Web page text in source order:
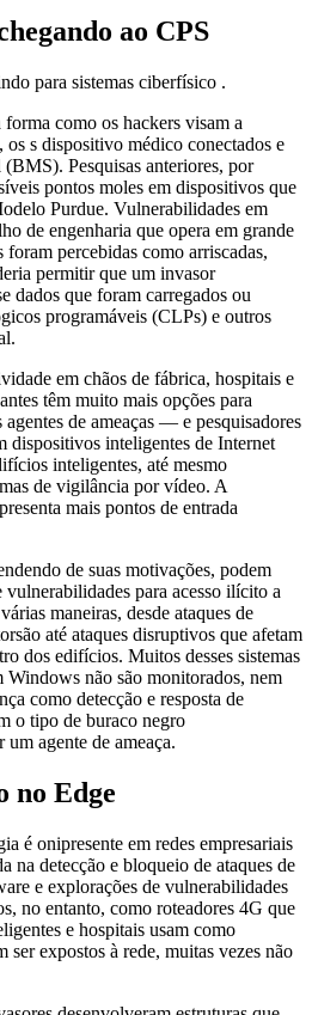
ao CPS
para sistemas ciberfísico .
como os hackers visam a
s dispositivo médico conectados e
(BMS). Pesquisas anteriores, por
pontos moles em dispositivos que
Purdue. Vulnerabilidades em
de engenharia que opera em grande
percebidas como arriscadas,
permitir que um invasor
dados que foram carregados ou
programáveis (CLPs) e outros
em chãos de fábrica, hospitais e
têm muito mais opções para
agentes de ameaças — e pesquisadores
dispositivos inteligentes de Internet
inteligentes, até mesmo
de vigilância por vídeo. A
mais pontos de entrada
de suas motivações, podem
para acesso ilícito a
maneiras, desde ataques de
até ataques disruptivos que afetam
dos edifícios. Muitos desses sistemas
Windows não são monitorados, nem
como detecção e resposta de
o tipo de buraco negro
agente de ameaça.
no Edge
é onipresente em redes empresariais
na detecção e bloqueio de ataques de
e explorações de vulnerabilidades
no entanto, como roteadores 4G que
e hospitais usam como
ser expostos à rede, muitas vezes não